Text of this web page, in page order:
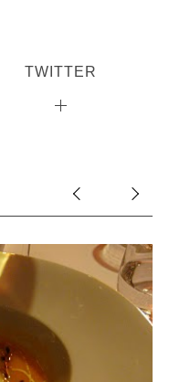
TWITTER